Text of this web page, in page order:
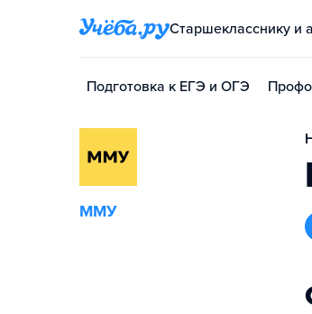
Старшекласснику и
Подготовка к ЕГЭ и ОГЭ
ММУ